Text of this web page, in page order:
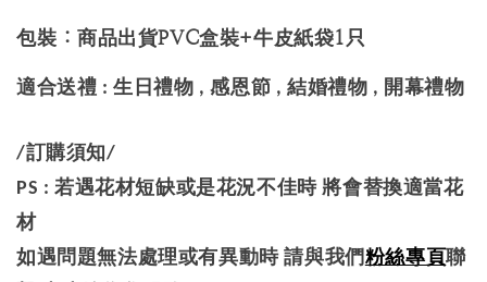
包裝 : 商品出貨PVC盒裝+牛皮紙袋1只
適合送禮 : 生日禮物 , 感恩節 , 結婚禮物 , 開幕禮物
/訂購須知/
PS : 若遇花材短缺或是花況不佳時 將會替換適當花
材
如遇問題無法處理或有異動時 請與我們粉絲專頁聯